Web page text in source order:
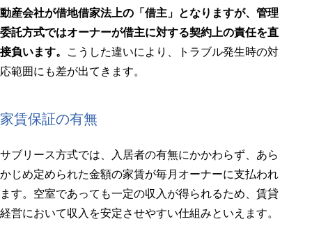
動産会社が借地借家法上の「借主」となりますが、管理
委託方式ではオーナーが借主に対する契約上の責任を直
接負います。
こうした違いにより、トラブル発生時の対
応範囲にも差が出てきます。
家賃保証の有無
サブリース方式では、入居者の有無にかかわらず、あら
かじめ定められた金額の家賃が毎月オーナーに支払われ
ます。空室であっても一定の収入が得られるため、賃貸
経営において収入を安定させやすい仕組みといえます。